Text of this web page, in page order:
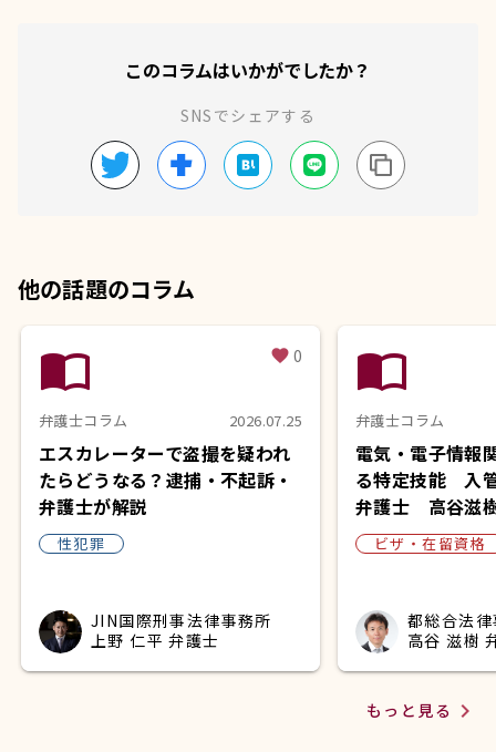
このコラムはいかがでしたか？
SNSでシェアする
他の話題のコラム
import_contacts favorite 0
弁護士コラム 2026.07.25
エスカレーターで盗撮を疑われ
たらどうなる？逮捕・不起訴・
弁護士が解説
性犯罪
JIN国際刑事法律事務所
上野 仁平 弁護士
import_contacts
弁護士コラム
電気・電子情報
る特定技能 入
弁護士 高谷滋
ビザ・在留資格
都総合法
高谷 滋樹
もっと見る navigate_next